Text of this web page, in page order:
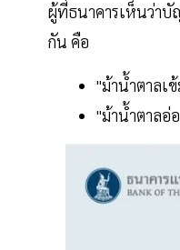
ผู้ที่ธนาคารเห็นว่าบั
กัน คือ
"ม้าน้ำตาลเ
"ม้าน้ำตาลอ่